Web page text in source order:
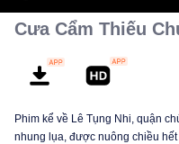
Cưa Cẩm Thiếu
Phim kể về Lê Tụng Nhi, quận
nhung lụa, được nuông chiều